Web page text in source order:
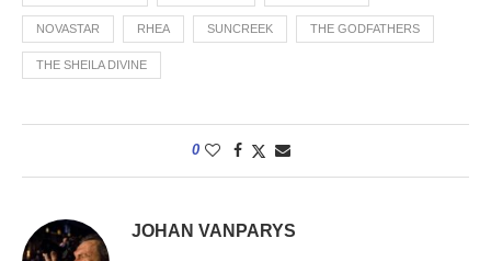
NOVASTAR RHEA SUNCREEK THE GODFATHERS
THE SHEILA DIVINE
0
JOHAN VANPARYS